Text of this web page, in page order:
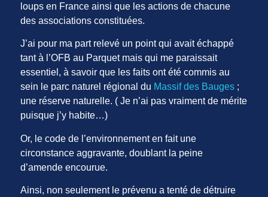
loups en France ainsi que les actions de chacune
des associations constituées.
J’ai pour ma part relevé un point qui avait échappé
tant à l’OFB au Parquet mais qui me paraissait
essentiel, à savoir que les faits ont été commis au
sein le parc naturel régional du Massif des Bauges ;
une réserve naturelle. ( Je n’ai pas vraiment de mérite
puisque j’y habite…)
Or, le code de l’environnement en fait une
circonstance aggravante, doublant la peine
d’amende encourue.
Ainsi, non seulement le prévenu a tenté de détruire